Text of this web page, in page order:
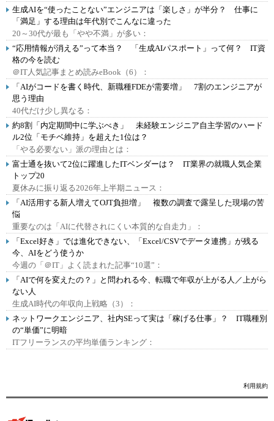
生成AIを“使ったことない”エンジニアは「楽しさ」が半分？ 仕事に
「満足」する理由は年代別でこんなに違った
20～30代が最も「やや不満」が多い：
“応用情報が消える”って本当？ 「生成AIパスポート」って何？ IT資
格の今を読む
＠IT人気記事まとめ読みeBook（6）：
「AIがコードを書く時代、新職種FDEが需要増」 7割のエンジニアが
思う理由
40代だけ少し異なる：
約8割「内定期間中に学ぶべき」 未経験エンジニア自主学習のハード
ル2位「モチベ維持」を超えた1位は？
「やる必要ない」派の理由とは：
富士通を抜いて2位に躍進したITベンダーは？ IT業界の就職人気企業
トップ20
夏休みに振り返る2026年上半期ニュース：
「AI活用する新人増えてOJT負担増」 複数の調査で露呈した現場の苦
悩
重要なのは「AIに代替されにくい本質的な自走力」：
「Excel好き」では進化できない、「Excel/CSVでデータ連携」が残る
今、AIをどう使うか
今週の「＠IT」よく読まれた記事“10選”：
「AIで何を変えたの？」と問われる今、転職で年収が上がる人／上がら
ない人
生成AI時代の年収向上戦略（3）：
ネットワークエンジニア、社内SEって実は「稼げる仕事」？ IT職種別
の“単価”に明暗
ITフリーランスの平均単価ランキング：
利用規約